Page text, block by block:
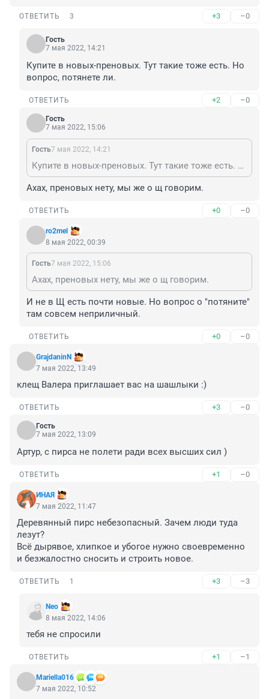
ОТВЕТИТЬ 3 +3 –0
Гость
7 мая 2022, 14:21
Купите в новых-преновых. Тут такие тоже есть. Но
вопрос, потянете ли.
ОТВЕТИТЬ +2 –0
Гость
7 мая 2022, 15:06
Гость7 мая 2022, 14:21
Купите в новых-преновых. Тут такие тоже есть. Но вопрос, потянете ли.
Ахах, преновых нету, мы же о щ говорим.
ОТВЕТИТЬ +0 –0
ro2mel
8 мая 2022, 00:39
Гость7 мая 2022, 15:06
Ахах, преновых нету, мы же о щ говорим.
И не в Щ есть почти новые. Но вопрос о "потяните"
там совсем неприличный.
ОТВЕТИТЬ +0 –0
GrajdaninN
7 мая 2022, 13:49
клещ Валера приглашает вас на шашлыки :)
ОТВЕТИТЬ +3 –0
Гость
7 мая 2022, 13:09
Артур, с пирса не полети ради всех высших сил )
ОТВЕТИТЬ +1 –0
ИНАЯ
7 мая 2022, 11:47
Деревянный пирс небезопасный. Зачем люди туда
лезут?
Всё дырявое, хлипкое и убогое нужно своевременно
и безжалостно сносить и строить новое.
ОТВЕТИТЬ 1 +3 –3
Nео
8 мая 2022, 14:06
тебя не спросили
ОТВЕТИТЬ +1 –1
Mariella016
7 мая 2022, 10:52